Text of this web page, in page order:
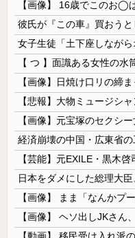
【画像】日焼け口リの締